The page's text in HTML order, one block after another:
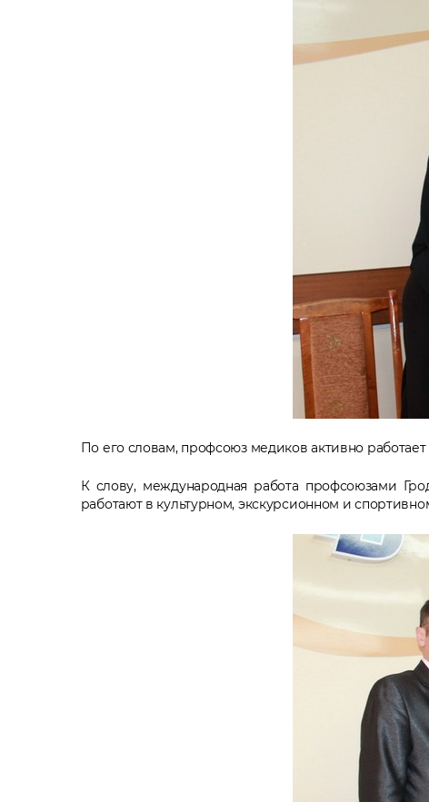
По его словам, профсоюз медиков активно
К слову, международная работа профсоюзами
работают в культурном, экскурсионном и